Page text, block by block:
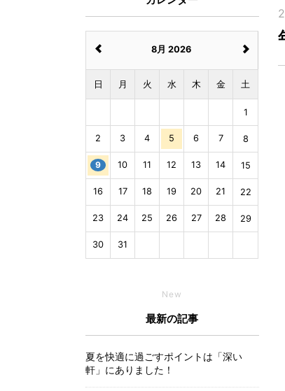
8月 2026
日 月 火 水 木 金 土
1
2 3 4 5 6 7 8
9 10 11 12 13 14 15
16 17 18 19 20 21 22
23 24 25 26 27 28 29
30 31
New
最新の記事
夏を快適に過ごすポイントは「深い
軒」にありました！